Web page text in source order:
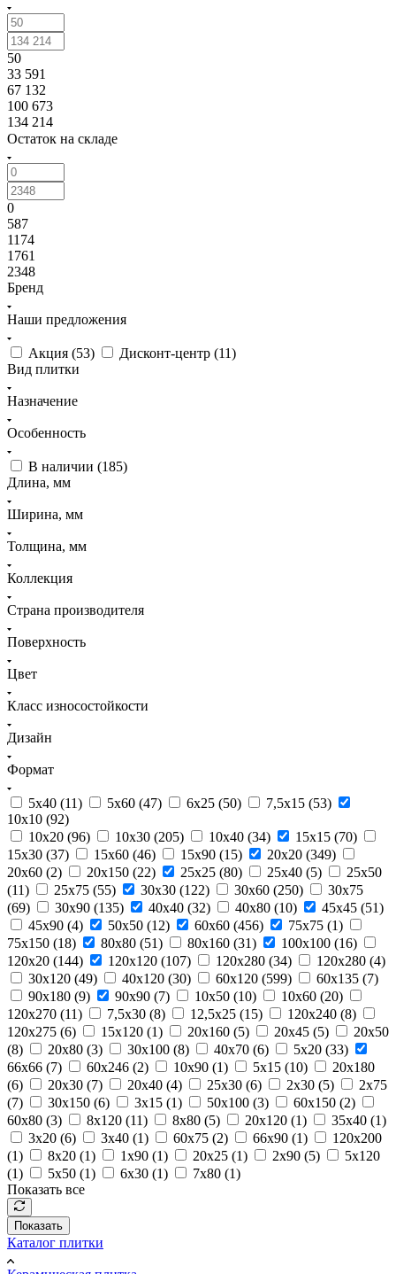
50
33 591
67 132
100 673
134 214
Остаток на складе
0
587
1174
1761
2348
Бренд
Наши предложения
Акция (53) Дисконт-центр (11)
Вид плитки
Назначение
Особенность
В наличии (185)
Длина, мм
Ширина, мм
Толщина, мм
Коллекция
Страна производителя
Поверхность
Цвет
Класс износостойкости
Дизайн
Формат
5x40 (11) 5x60 (47) 6x25 (50) 7,5x15 (53)
10x10 (92)
10x20 (96) 10x30 (205) 10x40 (34) 15x15 (70)
15x30 (37) 15x60 (46) 15x90 (15) 20x20 (349)
20x60 (2) 20x150 (22) 25x25 (80) 25x40 (5)
25x50
(11) 25x75 (55) 30x30 (122) 30x60 (250)
30x75
(69) 30x90 (135) 40x40 (32) 40x80 (10) 45x45 (51)
45x90 (4) 50x50 (12) 60x60 (456) 75x75 (1)
75x150 (18) 80x80 (51) 80x160 (31) 100x100 (16)
120x20 (144) 120x120 (107) 120x280 (34) 120x280 (4)
30x120 (49) 40x120 (30) 60x120 (599) 60x135 (7)
90x180 (9) 90x90 (7) 10x50 (10) 10x60 (20)
120x270 (11) 7,5x30 (8) 12,5x25 (15) 120x240 (8)
120x275 (6) 15x120 (1) 20x160 (5) 20x45 (5)
20x50
(8) 20x80 (3) 30x100 (8) 40x70 (6) 5x20 (33)
66x66 (7) 60x246 (2) 10х90 (1) 5x15 (10)
20х180
(6) 20х30 (7) 20х40 (4) 25х30 (6) 2х30 (5)
2х75
(7) 30х150 (6) 3х15 (1) 50х100 (3) 60х150 (2)
60х80 (3) 8х120 (11) 8х80 (5) 20х120 (1) 35х40 (1)
3х20 (6) 3х40 (1) 60х75 (2) 66х90 (1)
120х200
(1) 8х20 (1) 1х90 (1) 20х25 (1) 2х90 (5)
5х120
(1) 5х50 (1) 6х30 (1) 7х80 (1)
Показать все
Показать
Каталог плитки